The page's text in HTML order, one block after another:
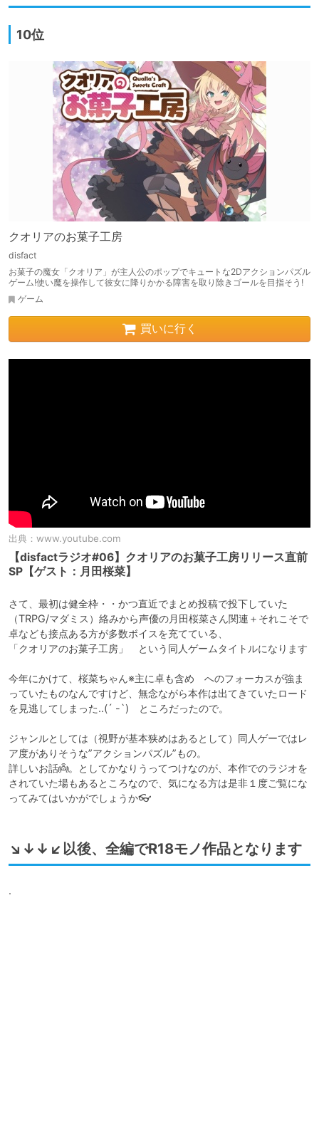
10位
クオリアのお菓子工房
disfact
お菓子の魔女「クオリア」が主人公のポップでキュートな2Dアクションパズル
ゲーム!使い魔を操作して彼女に降りかかる障害を取り除きゴールを目指そう!
ゲーム
買いに行く
出典： www.youtube.com
【disfactラジオ#06】クオリアのお菓子工房リリース直前
SP【ゲスト：月田桜菜】
さて、最初は健全枠・・かつ直近でまとめ投稿で投下していた
（TRPG/マダミス）絡みから声優の月田桜菜さん関連＋それこそで
卓なども接点ある方が多数ボイスを充てている、
「クオリアのお菓子工房」　という同人ゲームタイトルになります
今年にかけて、桜菜ちゃん※主に卓も含め　へのフォーカスが強ま
っていたものなんですけど、無念ながら本作は出てきていたロード
を見逃してしまった..(´ -`)　ところだったので。
ジャンルとしては（視野が基本狭めはあるとして）同人ゲーではレ
ア度がありそうな”アクションパズル”もの。
詳しいお話👼。としてかなりうってつけなのが、本作でのラジオを
されていた場もあるところなので、気になる方は是非１度ご覧にな
ってみてはいかがでしょうか👓
↘↓↓↙以後、全編でR18モノ作品となります
.